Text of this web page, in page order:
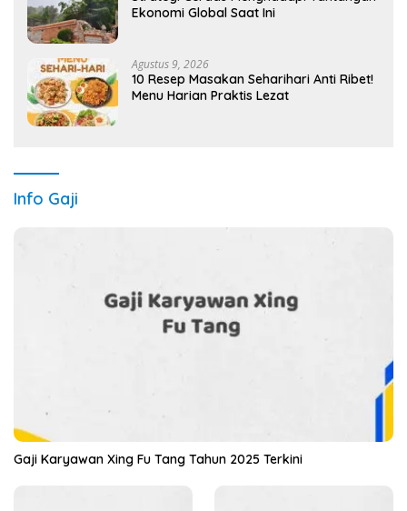
Ekonomi Global Saat Ini
Agustus 9, 2026
10 Resep Masakan Seharihari Anti Ribet!
Menu Harian Praktis Lezat
Info Gaji
Gaji Karyawan Xing Fu Tang Tahun 2025 Terkini